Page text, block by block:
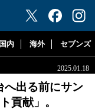
グビーリパブリック"
国内 海外 セブンズ
2025.01.18
へ出る前にサン
貢献」。